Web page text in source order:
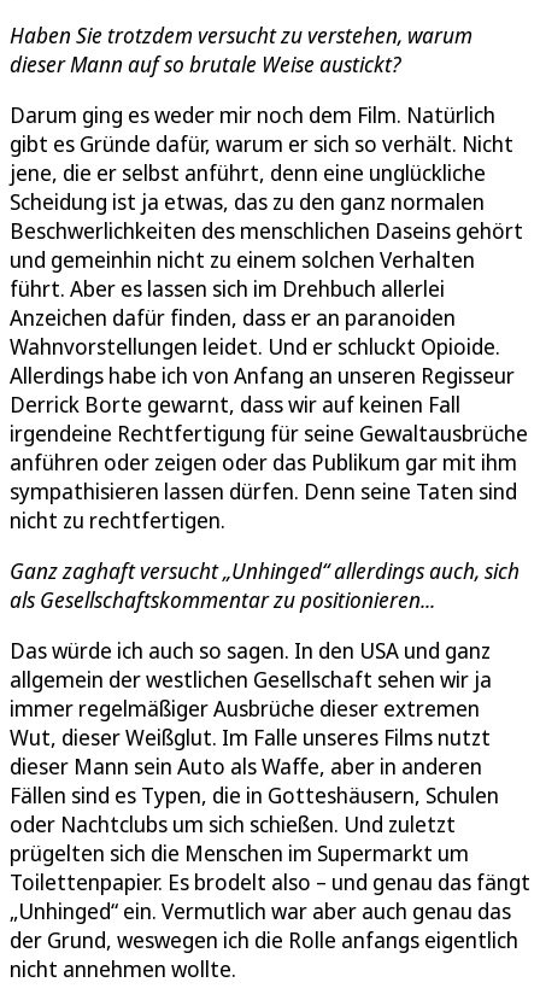
Haben Sie trotzdem versucht zu verstehen, warum
dieser Mann auf so brutale Weise austickt?
Darum ging es weder mir noch dem Film. Natürlich
gibt es Gründe dafür, warum er sich so verhält. Nicht
jene, die er selbst anführt, denn eine unglückliche
Scheidung ist ja etwas, das zu den ganz normalen
Beschwerlichkeiten des menschlichen Daseins gehört
und gemeinhin nicht zu einem solchen Verhalten
führt. Aber es lassen sich im Drehbuch allerlei
Anzeichen dafür finden, dass er an paranoiden
Wahnvorstellungen leidet. Und er schluckt Opioide.
Allerdings habe ich von Anfang an unseren Regisseur
Derrick Borte gewarnt, dass wir auf keinen Fall
irgendeine Rechtfertigung für seine Gewaltausbrüche
anführen oder zeigen oder das Publikum gar mit ihm
sympathisieren lassen dürfen. Denn seine Taten sind
nicht zu rechtfertigen.
Ganz zaghaft versucht „Unhinged“ allerdings auch, sich
als Gesellschaftskommentar zu positionieren...
Das würde ich auch so sagen. In den USA und ganz
allgemein der westlichen Gesellschaft sehen wir ja
immer regelmäßiger Ausbrüche dieser extremen
Wut, dieser Weißglut. Im Falle unseres Films nutzt
dieser Mann sein Auto als Waffe, aber in anderen
Fällen sind es Typen, die in Gotteshäusern, Schulen
oder Nachtclubs um sich schießen. Und zuletzt
prügelten sich die Menschen im Supermarkt um
Toilettenpapier. Es brodelt also – und genau das fängt
„Unhinged“ ein. Vermutlich war aber auch genau das
der Grund, weswegen ich die Rolle anfangs eigentlich
nicht annehmen wollte.